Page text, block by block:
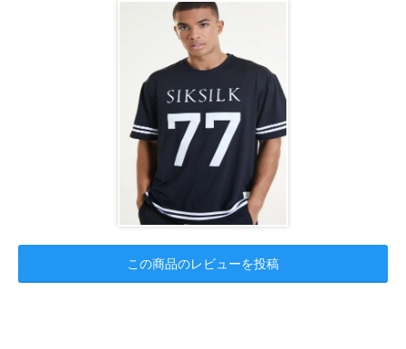
この商品のレビューを投稿